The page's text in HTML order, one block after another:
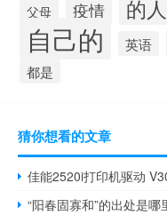
父母 疫情 的人
自己的 英语
都是
猜你想看的文章
“阳春固寡和”的出处是哪